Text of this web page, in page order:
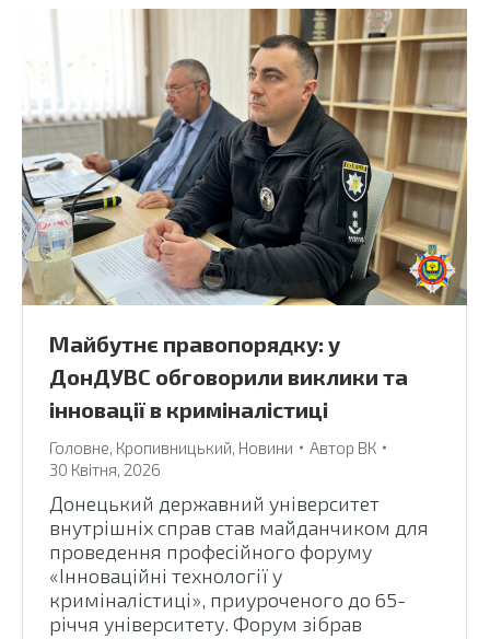
Майбутнє правопорядку: у
ДонДУВС обговорили виклики та
інновації в криміналістиці
Головне, Кропивницький, Новини Автор ВК
30 Квітня, 2026
Донецький державний університет
внутрішніх справ став майданчиком для
проведення професійного форуму
«Інноваційні технології у
криміналістиці», приуроченого до 65-
річчя університету. Форум зібрав